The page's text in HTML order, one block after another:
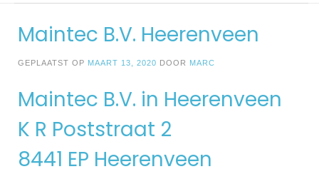
Maintec B.V. Heerenveen
GEPLAATST OP MAART 13, 2020 DOOR MARC
Maintec B.V. in Heerenveen
K R Poststraat 2
8441 EP Heerenveen